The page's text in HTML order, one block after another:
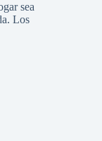
sea
Los